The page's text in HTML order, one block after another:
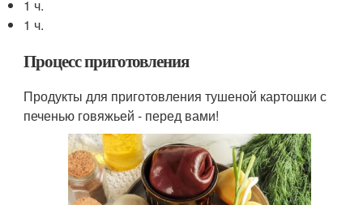
1 ч.
1 ч.
Процесс приготовления
Продукты для приготовления тушеной картошки с
печенью говяжьей - перед вами!